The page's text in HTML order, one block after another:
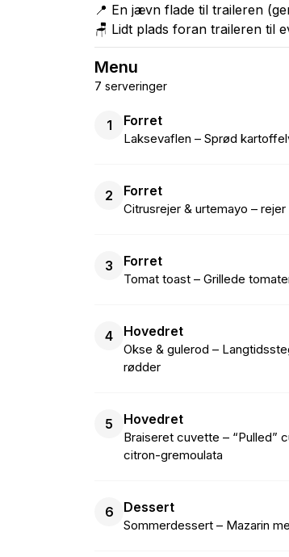
📍 En jævn flade til traileren
🪑 Lidt plads foran traileren til
Menu
7 serveringer
1 Forret
Laksevaflen – Sprød
2 Forret
Citrusrejer & urtemayo –
3 Forret
Tomat toast – Grillede
4 Hovedret
Okse & gulerod –
rødder
5 Hovedret
Braiseret cuvette – “Pulled”
citron-gremoulata
6 Dessert
Sommerdessert – Mazarin